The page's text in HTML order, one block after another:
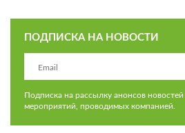
ПОДПИСКА НА НОВОСТИ
Подписка на рассылку анонсов
мероприятий, проводимых компанией.